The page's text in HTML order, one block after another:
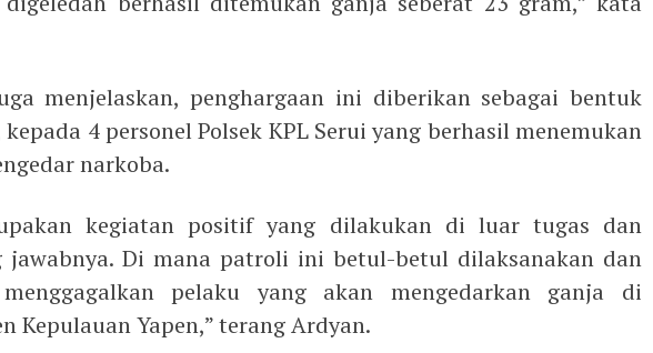
menjelaskan, penghargaan ini diberikan sebagai bentuk
kepada 4 personel Polsek KPL Serui yang berhasil menemukan
narkoba.
kegiatan positif yang dilakukan di luar tugas dan
jawabnya. Di mana patroli ini betul-betul dilaksanakan dan
pelaku yang akan mengedarkan ganja di
Kepulauan Yapen,” terang Ardyan.